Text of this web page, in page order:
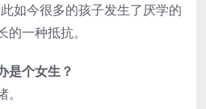
如今很多的孩子发生了厌学的
一种抵抗。
是个女生？